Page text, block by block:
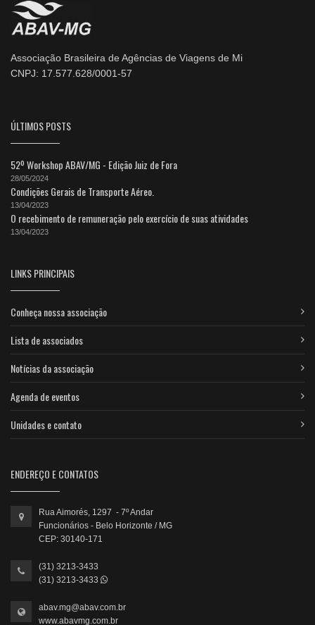
Associação Brasileira de Agências de Viagens de Mi
CNPJ: 17.577.628/0001-57
ÚLTIMOS POSTS
52º Workshop ABAV/MG - Edição Juiz de Fora
28/05/2024
Condições Gerais de Transporte Aéreo.
13/04/2023
O recebimento de remuneração pelo exercício de suas atividades
13/04/2023
LINKS PRINCIPAIS
Conheça nossa associação
Lista de associados
Notícias da associação
Agenda de eventos
Unidades e contato
ENDEREÇO E CONTATOS
Rua Aimorés, 1297 - 7º Andar
Funcionários - Belo Horizonte / MG
CEP: 30140-171
(31) 3213-3433
(31) 3213-3433
abav.mg@abav.com.br
www.abavmg.com.br